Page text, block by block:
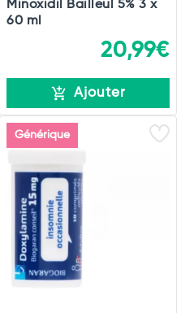
Minoxidil Bailleul 5% 3 x
60 ml
20,99€
Ajouter
Générique